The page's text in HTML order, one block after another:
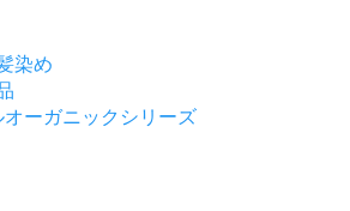
染め
ーガニックシリーズ